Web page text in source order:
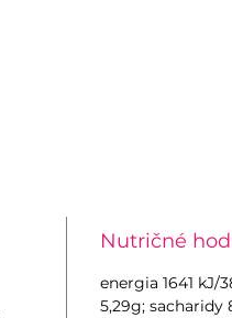
Nutričné
energia 1641 kJ/
5,29g; sacharidy